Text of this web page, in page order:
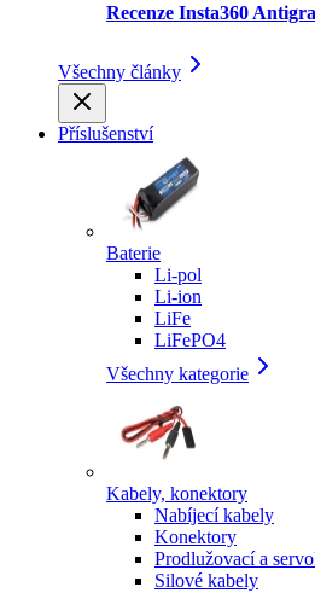
Recenze Insta360
Všechny články
Příslušenství
Baterie
Li-pol
Li-ion
LiFe
LiFePO4
Všechny kategorie
Kabely, konektory
Nabíjecí kabely
Konektory
Prodlužovací a
Silové kabely